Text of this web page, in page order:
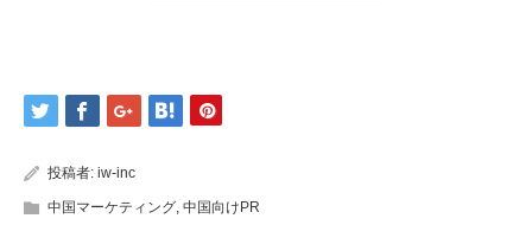
投稿者: iw-inc
中国マーケティング, 中国向けPR